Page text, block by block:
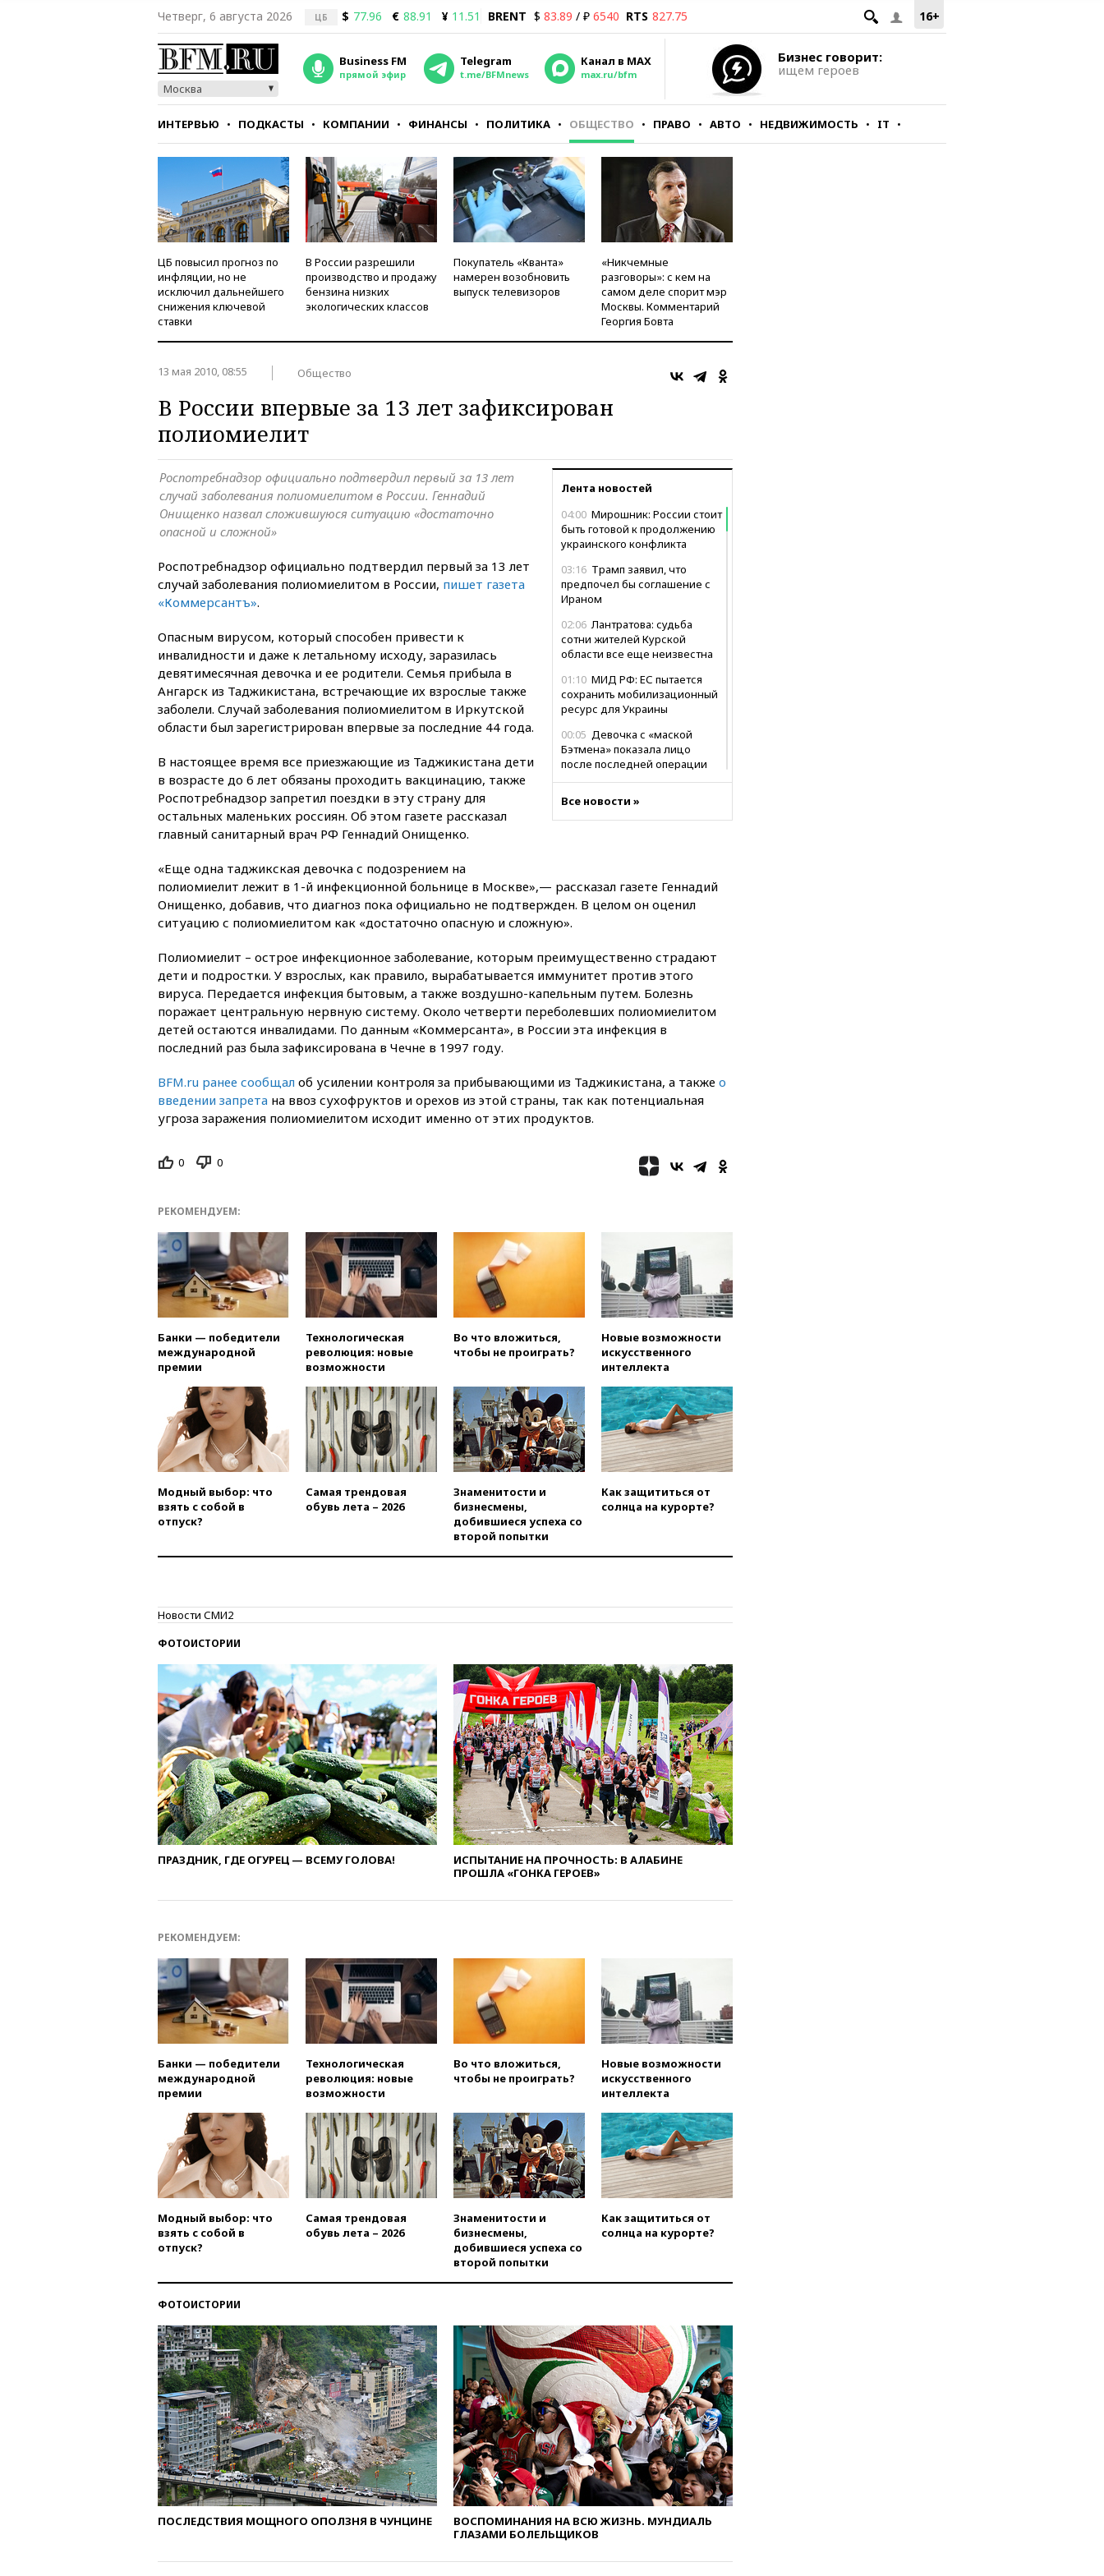
16+
Четверг, 6 августа 2026 ЦБ $ 77.96 € 88.91 ¥ 11.51 BRENT $ 83.89 / ₽ 6540 RTS 827.75
Москва
Business FM
прямой эфир
Telegram
t.me/BFMnews
Канал в MAX
max.ru/bfm
Бизнес говорит:
ищем героев
ИНТЕРВЬЮ ПОДКАСТЫ КОМПАНИИ ФИНАНСЫ ПОЛИТИКА ОБЩЕСТВО ПРАВО АВТО НЕДВИЖИМОСТЬ IT
СТИЛЬ ТЕСТЫ
ЦБ повысил прогноз по
инфляции, но не
исключил дальнейшего
снижения ключевой
ставки
В России разрешили
производство и продажу
бензина низких
экологических классов
Покупатель «Кванта»
намерен возобновить
выпуск телевизоров
«Никчемные
разговоры»: с кем на
самом деле спорит мэр
Москвы. Комментарий
Георгия Бовта
13 мая 2010, 08:55 Общество
В России впервые за 13 лет зафиксирован
полиомиелит
Лента новостей
04:00 Мирошник: России стоит
быть готовой к продолжению
украинского конфликта
03:16 Трамп заявил, что
предпочел бы соглашение с
Ираном
02:06 Лантратова: судьба
сотни жителей Курской
области все еще неизвестна
01:10 МИД РФ: ЕС пытается
сохранить мобилизационный
ресурс для Украины
00:05 Девочка с «маской
Бэтмена» показала лицо
после последней операции
историка Артема Кирпиченка
арестовали в Израиле
вчера, 23:00
X о миграционном кризисе в
Сеуте набрал миллион
вчера, 22:49
Минпромторг:
банкротство «Кванта» не
означает прекращения
производства телевизоров в
РФ
Оренбургской области
вчера, 22:22 Минфин: в июле
выросли нефтегазовые
Аксаков: ЦБ
согласовал первый стандарт
«Интервидения»
подтвердили, что конкурс
пройдет в Саудовской Аравии
вчера, 21:35Машков: в РФ
подготовили концепцию
развития театрального
искусства до 2035 года
вчера, 21:21Правительство
РФ разрешило продажу
бензина старых
экологических классов
вчера, 21:15Путин обсудил с
Машковым 150-летие Союза
театральных деятелей
«взрывная» диарея охватила
47 из 50 штатов США
сбила 200 украинских
золотых медалей выиграли на
ЧЕ российские синхронистки
главы «Уралдронзавода»
после взрыва ничего не
угрожает
вчера, 20:08По всей Грузии
снова отключилось
электричество
вчера, 20:00Зеленский связал
дефицит ракет с попыткой
Запада принудить Киев к
уступкам
вчера, 19:45Памфилова: ЦИК
примет беспрецедентные
меры безопасности во время
в Госдуму
вчера, 19:25
Путин
прокомментировал первый
номер «Единой России» в
бюллетене
Памфиловой подготовку к
единому дню голосования
отрицает перенос основной
логистики за пределы России
вчера, 18:45Крупнейший
склад маркетплейса Rozetka
сгорел под Киевом
вчера, 18:35 Джаред Лето
лишился роли в фильме
Барри Левинсона на фоне
вчера, 18:28Выборы ректора
вчера, 18:15Путин указал на
нехватку врачей в
Белгородской области
вчера, 17:58 ЕС отменил
временную защиту для
военнообязанных украинцев
вчера, 17:45Шуваев сообщил
об учащении атак ВСУ на
Белгородскую область
вчера, 17:35Шуваев за два с
половиной месяца посетил
все округа Белгородской
Все новости »
Роспотребнадзор официально подтвердил первый за 13 лет
случай заболевания полиомиелитом в России. Геннадий
Онищенко назвал сложившуюся ситуацию «достаточно
опасной и сложной»
Роспотребнадзор официально подтвердил первый за 13 лет
случай заболевания полиомиелитом в России, пишет газета
«Коммерсантъ».
Опасным вирусом, который способен привести к
инвалидности и даже к летальному исходу, заразилась
девятимесячная девочка и ее родители. Семья прибыла в
Ангарск из Таджикистана, встречающие их взрослые также
заболели. Случай заболевания полиомиелитом в Иркутской
области был зарегистрирован впервые за последние 44 года.
В настоящее время все приезжающие из Таджикистана дети
в возрасте до 6 лет обязаны проходить вакцинацию, также
Роспотребнадзор запретил поездки в эту страну для
остальных маленьких россиян. Об этом газете рассказал
главный санитарный врач РФ Геннадий Онищенко.
«Еще одна таджикская девочка с подозрением на
полиомиелит лежит в 1-й инфекционной больнице в Москве»,— рассказал газете Геннадий
Онищенко, добавив, что диагноз пока официально не подтвержден. В целом он оценил
ситуацию с полиомиелитом как «достаточно опасную и сложную».
Полиомиелит – острое инфекционное заболевание, которым преимущественно страдают
дети и подростки. У взрослых, как правило, вырабатывается иммунитет против этого
вируса. Передается инфекция бытовым, а также воздушно-капельным путем. Болезнь
поражает центральную нервную систему. Около четверти переболевших полиомиелитом
детей остаются инвалидами. По данным «Коммерсанта», в России эта инфекция в
последний раз была зафиксирована в Чечне в 1997 году.
BFM.ru ранее сообщал об усилении контроля за прибывающими из Таджикистана, а также о
введении запрета на ввоз сухофруктов и орехов из этой страны, так как потенциальная
угроза заражения полиомиелитом исходит именно от этих продуктов.
0 0
РЕКОМЕНДУЕМ:
Банки — победители
международной
премии
Технологическая
революция: новые
возможности
Во что вложиться,
чтобы не проиграть?
Новые возможности
искусственного
интеллекта
Модный выбор: что
взять с собой в
отпуск?
Самая трендовая
обувь лета – 2026
Знаменитости и
бизнесмены,
добившиеся успеха со
второй попытки
Как защититься от
солнца на курорте?
Новости СМИ2
ФОТОИСТОРИИ
ПРАЗДНИК, ГДЕ ОГУРЕЦ — ВСЕМУ ГОЛОВА!
ИСПЫТАНИЕ НА ПРОЧНОСТЬ: В АЛАБИНЕ
ПРОШЛА «ГОНКА ГЕРОЕВ»
РЕКОМЕНДУЕМ:
Банки — победители
международной
премии
Технологическая
революция: новые
возможности
Во что вложиться,
чтобы не проиграть?
Новые возможности
искусственного
интеллекта
Модный выбор: что
взять с собой в
отпуск?
Самая трендовая
обувь лета – 2026
Знаменитости и
бизнесмены,
добившиеся успеха со
второй попытки
Как защититься от
солнца на курорте?
ФОТОИСТОРИИ
ПОСЛЕДСТВИЯ МОЩНОГО ОПОЛЗНЯ В ЧУНЦИНЕ
ВОСПОМИНАНИЯ НА ВСЮ ЖИЗНЬ. МУНДИАЛЬ
ГЛАЗАМИ БОЛЕЛЬЩИКОВ